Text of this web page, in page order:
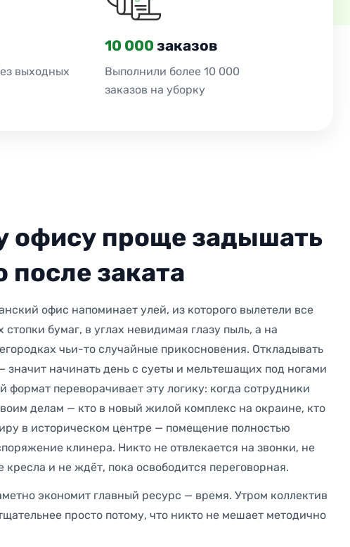
выходных
10 000 заказов
Выполнили более 10 000
заказов на уборку
офису проще задышать
после заката
офис напоминает улей, из которого вылетели все
стопки бумаг, в углах невидимая глазу пыль, а на
чьи-то случайные прикосновения. Откладывать
значит начинать день с суеты и мельтешащих под ногами
формат переворачивает эту логику: когда сотрудники
делам — кто в новый жилой комплекс на окраине, кто
в историческом центре — помещение полностью
клинера. Никто не отвлекается на звонки, не
кресла и не ждёт, пока освободится переговорная.
экономит главный ресурс — время. Утром коллектив
просто потому, что никто не мешает методично